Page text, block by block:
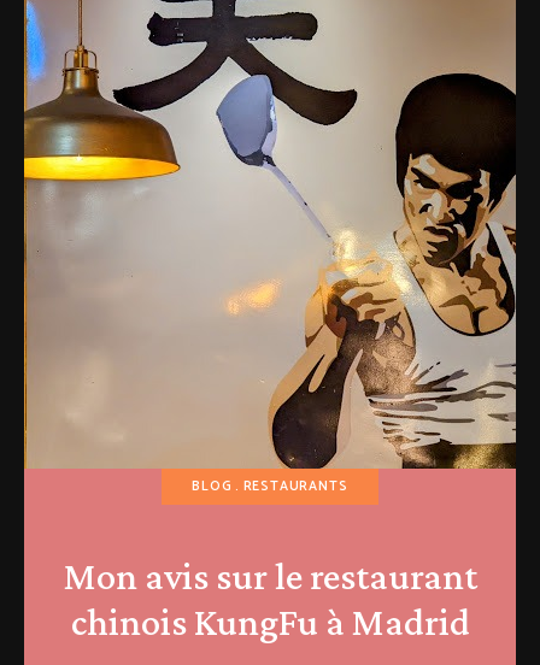
BLOG RESTAURANTS
Mon avis sur le restaurant
chinois KungFu à Madrid